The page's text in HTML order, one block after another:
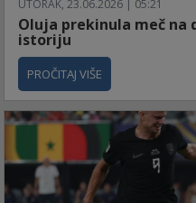
UTORAK, 23.06.2026 | 05:21
Oluja prekinula meč na
istoriju
PROČITAJ VIŠE